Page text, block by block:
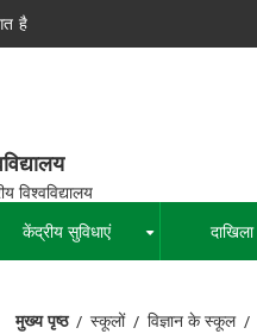
है
केंद्रीय सुविधाएं दाखिला
मुख्य पृष्ठ स्कूलों विज्ञान के स्कूल